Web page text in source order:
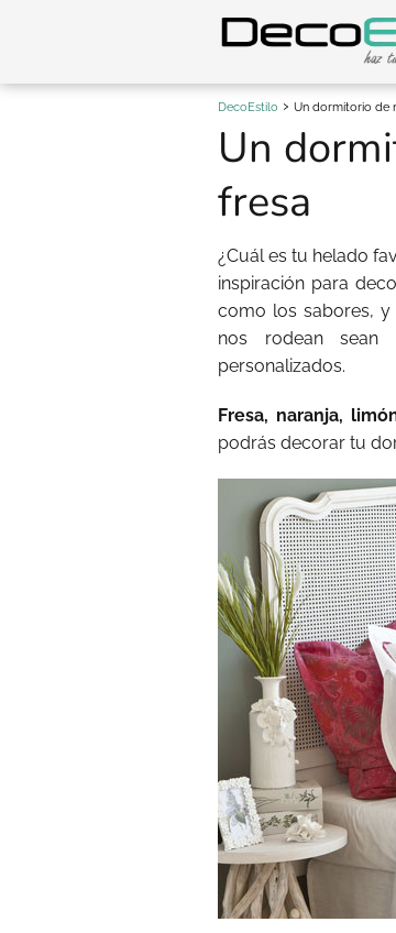
DecoEstilo Un dormitorio de
Un
fresa
¿Cuál es tu helado
inspiración para
como los sabores, y
nos rodean sean
personalizados.
Fresa, naranja,
podrás decorar tu